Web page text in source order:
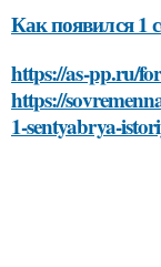
Как появился 1
https://as-pp.ru/
https://
1-sentyabrya-